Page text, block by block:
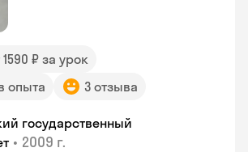
1590 ₽ за урок
опыта
3 отзыва
государственный
• 2009 г.